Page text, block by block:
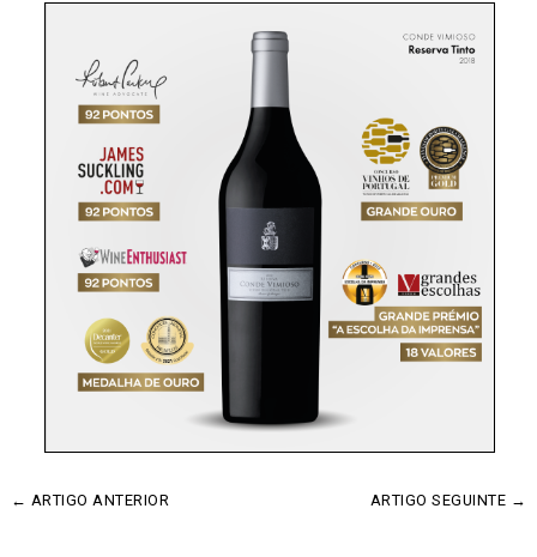
← ARTIGO ANTERIOR ARTIGO SEGUINTE →